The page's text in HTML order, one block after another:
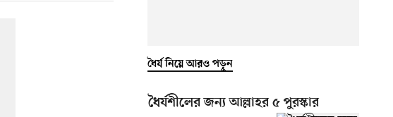
ধৈর্য নিয়ে আরও পড়ুন
ধৈর্যশীলের জন্য আল্লাহর ৫ পুরস্কার